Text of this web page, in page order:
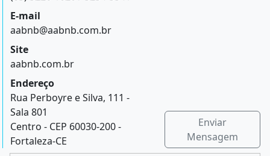
E-mail
aabnb@aabnb.com.br
Site
aabnb.com.br
Endereço
Rua Perboyre e Silva, 111 -
Sala 801
Centro - CEP 60030-200 -
Fortaleza-CE
Enviar
Mensagem